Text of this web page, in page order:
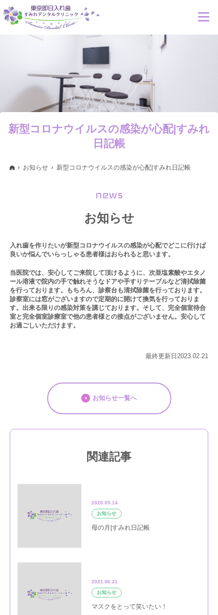
新型コロナウイルスの感染が心配|すみれ
日記帳
お知らせ 新型コロナウイルスの感染が心配|すみれ日記帳
news
お知らせ
入れ歯を作りたいが新型コロナウイルスの感染が心配でどこに行けば
良いか悩んでいらっしゃる患者様はおられると思います。
当医院では、安心してご来院して頂けるように、次亜塩素酸やエタノ
ール溶液で院内の手で触れそうなドアや手すりテーブルなど清拭除菌
を行っております。もちろん、診察台も清拭除菌を行っております。
診察室には窓がございますので定期的に開けて換気を行っておりま
す。出来る限りの感染対策を講じております。そして、完全個室待合
室と完全個室診療室で他の患者様との接点がございません。安心して
お過ごしいただけます。
最終更新日2023.02.21
お知らせ一覧へ
関連記事
2020.05.14
お知らせ
母の月|すみれ日記帳
2021.06.21
お知らせ
マスクをとって笑いたい！